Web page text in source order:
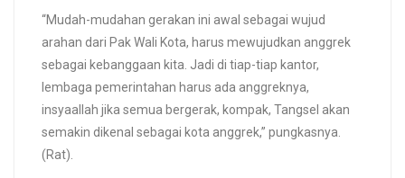
“Mudah-mudahan gerakan ini awal sebagai wujud
arahan dari Pak Wali Kota, harus mewujudkan anggrek
sebagai kebanggaan kita. Jadi di tiap-tiap kantor,
lembaga pemerintahan harus ada anggreknya,
insyaallah jika semua bergerak, kompak, Tangsel akan
semakin dikenal sebagai kota anggrek,” pungkasnya.
(Rat).